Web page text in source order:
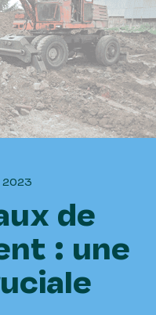
2023
de
: une